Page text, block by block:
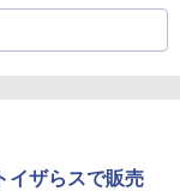
イザらスで販売